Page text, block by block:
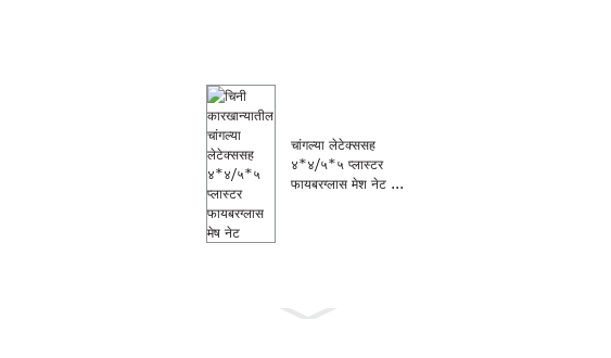
चांगल्या लेटेक्ससह
४*४/५*५ प्लास्टर
फायबरग्लास मेश नेट ...